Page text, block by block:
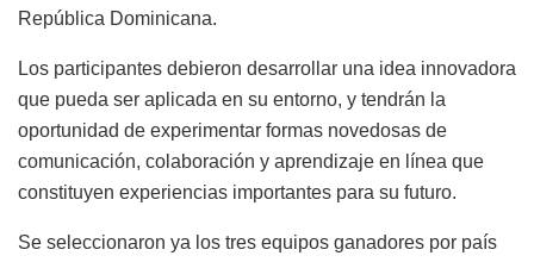
República Dominicana.
Los participantes debieron desarrollar una idea innovadora
que pueda ser aplicada en su entorno, y tendrán la
oportunidad de experimentar formas novedosas de
comunicación, colaboración y aprendizaje en línea que
constituyen experiencias importantes para su futuro.
Se seleccionaron ya los tres equipos ganadores por país